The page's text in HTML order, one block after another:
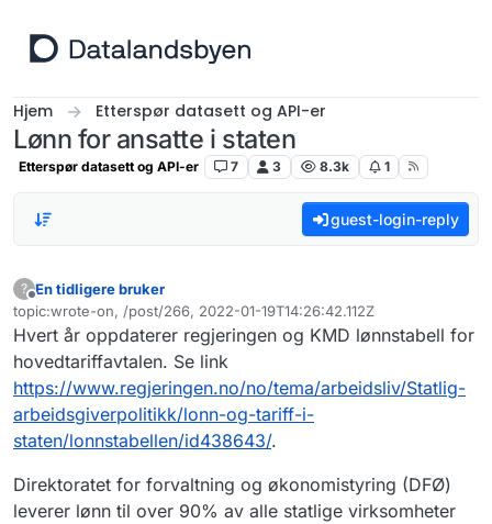
Hjem Etterspør datasett og API-er
Lønn for ansatte i staten
Etterspør datasett og API-er 7 3 8.3k 1
guest-login-reply
?
Frakoblet
En tidligere bruker
topic:wrote-on, /post/266, 2022-01-19T14:26:42.112Z
Sist endret av
Hvert år oppdaterer regjeringen og KMD lønnstabell for
hovedtariffavtalen. Se link
https://www.regjeringen.no/no/tema/arbeidsliv/Statlig-
arbeidsgiverpolitikk/lonn-og-tariff-i-
staten/lonnstabellen/id438643/.
Direktoratet for forvaltning og økonomistyring (DFØ)
leverer lønn til over 90% av alle statlige virksomheter